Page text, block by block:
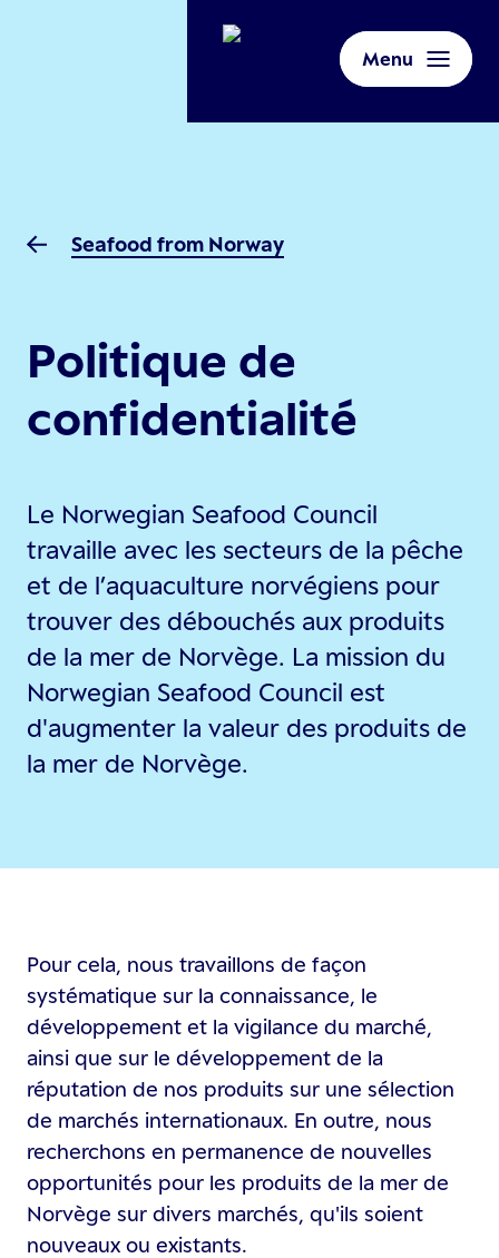
Menu
Seafood from Norway
Politique de
confidentialité
Le Norwegian Seafood Council
travaille avec les secteurs de la pêche
et de l’aquaculture norvégiens pour
trouver des débouchés aux produits
de la mer de Norvège. La mission du
Norwegian Seafood Council est
d'augmenter la valeur des produits de
la mer de Norvège.
Pour cela, nous travaillons de façon
systématique sur la connaissance, le
développement et la vigilance du marché,
ainsi que sur le développement de la
réputation de nos produits sur une sélection
de marchés internationaux. En outre, nous
recherchons en permanence de nouvelles
opportunités pour les produits de la mer de
Norvège sur divers marchés, qu'ils soient
nouveaux ou existants.